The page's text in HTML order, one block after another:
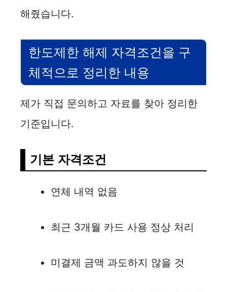
해줬습니다.
한도제한 해제 자격조건을 구
체적으로 정리한 내용
제가 직접 문의하고 자료를 찾아 정리한
기준입니다.
기본 자격조건
연체 내역 없음
최근 3개월 카드 사용 정상 처리
미결제 금액 과도하지 않을 것